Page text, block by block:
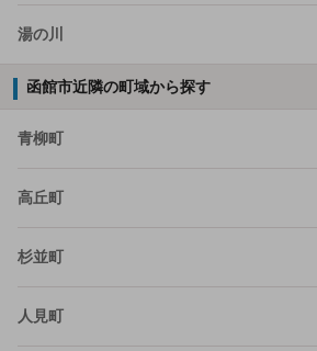
湯の川
函館市近隣の町域から探す
青柳町
高丘町
杉並町
人見町